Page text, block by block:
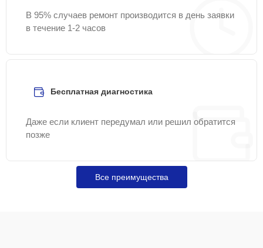
В 95% случаев ремонт производится в день заявки
в течение 1-2 часов
Бесплатная диагностика
Даже если клиент передумал или решил обратится
позже
Все преимущества